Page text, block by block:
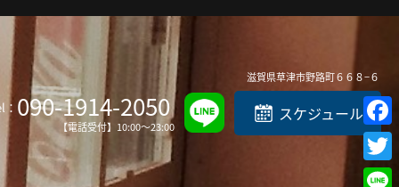
滋賀県草津市野路町６６８−６
： 090-1914-2050
【電話受付】10:00～23:00
スケジュール